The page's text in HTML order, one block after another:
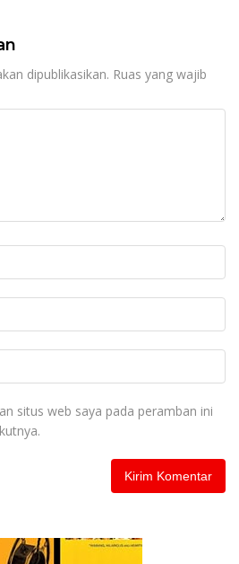
dipublikasikan. Ruas yang wajib
situs web saya pada peramban ini